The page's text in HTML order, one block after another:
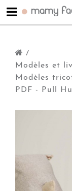
/
Modèles et
Modèles
PDF - Pull